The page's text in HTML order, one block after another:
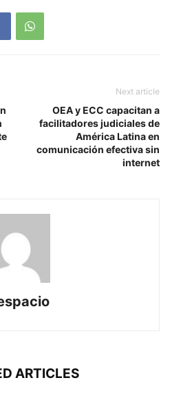
Next article
OEA y ECC capacitan a
facilitadores judiciales de
América Latina en
comunicación efectiva sin
internet
ARTICLES